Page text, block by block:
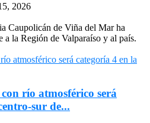
2026
Caupolicán de Viña del Mar ha
a la Región de Valparaíso y al país.
río atmosférico será
sur de...